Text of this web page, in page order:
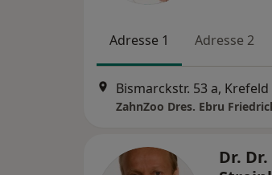
Adresse 1 Adresse 2
Bismarckstr. 53 a, Krefeld
ZahnZoo Dres. Ebru
Dr.